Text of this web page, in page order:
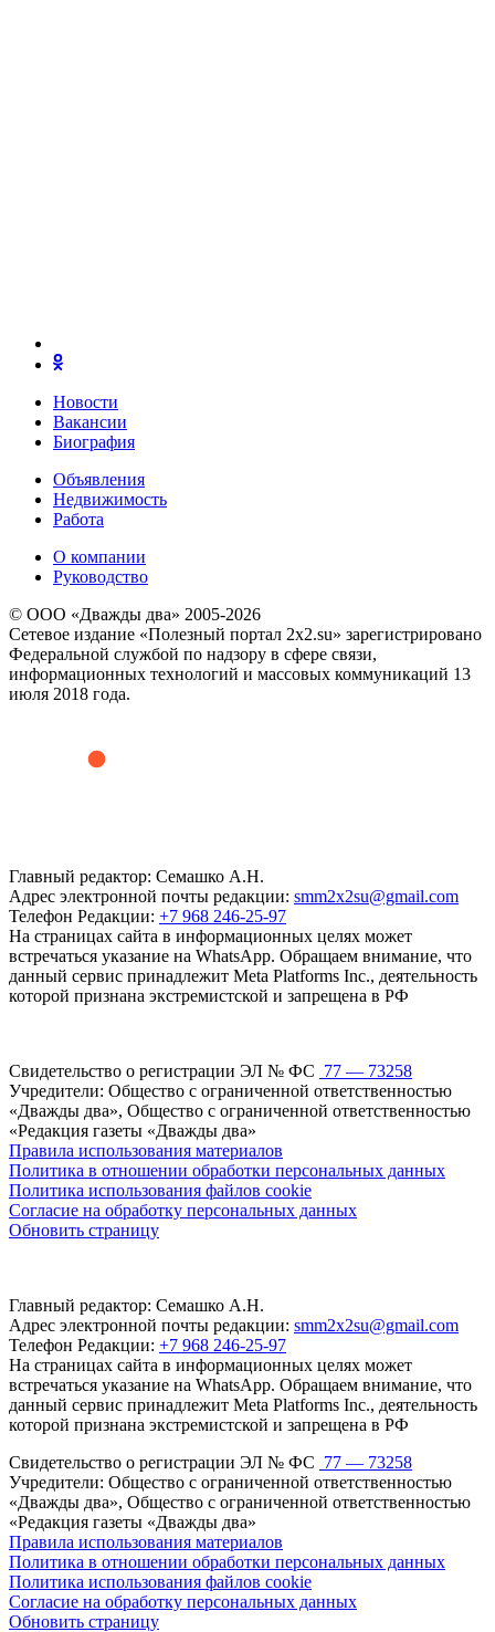
Новости
Вакансии
Биография
Объявления
Недвижимость
Работа
О компании
Руководство
© ООО «Дважды два» 2005-2026
Сетевое издание «Полезный портал 2x2.su» зарегистрировано
Федеральной службой по надзору в сфере связи,
информационных технологий и массовых коммуникаций 13
июля 2018 года.
Главный редактор: Семашко А.Н.
Адрес электронной почты редакции: smm2x2su@gmail.com
Телефон Редакции: +7 968 246-25-97
На страницах сайта в информационных целях может
встречаться указание на WhatsApp. Обращаем внимание, что
данный сервис принадлежит Meta Platforms Inc., деятельность
которой признана экстремистской и запрещена в РФ
Свидетельство о регистрации ЭЛ № ФС 77 — 73258
Учредители: Общество с ограниченной ответственностью
«Дважды два», Общество с ограниченной ответственностью
«Редакция газеты «Дважды два»
Правила использования материалов
Политика в отношении обработки персональных данных
Политика использования файлов cookie
Согласие на обработку персональных данных
Обновить страницу
Главный редактор: Семашко А.Н.
Адрес электронной почты редакции: smm2x2su@gmail.com
Телефон Редакции: +7 968 246-25-97
На страницах сайта в информационных целях может
встречаться указание на WhatsApp. Обращаем внимание, что
данный сервис принадлежит Meta Platforms Inc., деятельность
которой признана экстремистской и запрещена в РФ
Свидетельство о регистрации ЭЛ № ФС 77 — 73258
Учредители: Общество с ограниченной ответственностью
«Дважды два», Общество с ограниченной ответственностью
«Редакция газеты «Дважды два»
Правила использования материалов
Политика в отношении обработки персональных данных
Политика использования файлов cookie
Согласие на обработку персональных данных
Обновить страницу